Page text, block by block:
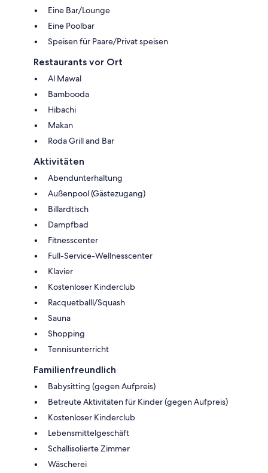
Eine Bar/Lounge
Eine Poolbar
Speisen für Paare/Privat speisen
Restaurants vor Ort
Al Mawal
Bambooda
Hibachi
Makan
Roda Grill and Bar
Aktivitäten
Abendunterhaltung
Außenpool (Gästezugang)
Billardtisch
Dampfbad
Fitnesscenter
Full-Service-Wellnesscenter
Klavier
Kostenloser Kinderclub
Racquetballl/Squash
Sauna
Shopping
Tennisunterricht
Familienfreundlich
Babysitting (gegen Aufpreis)
Betreute Aktivitäten für Kinder (gegen Aufpreis)
Kostenloser Kinderclub
Lebensmittelgeschäft
Schallisolierte Zimmer
Wäscherei